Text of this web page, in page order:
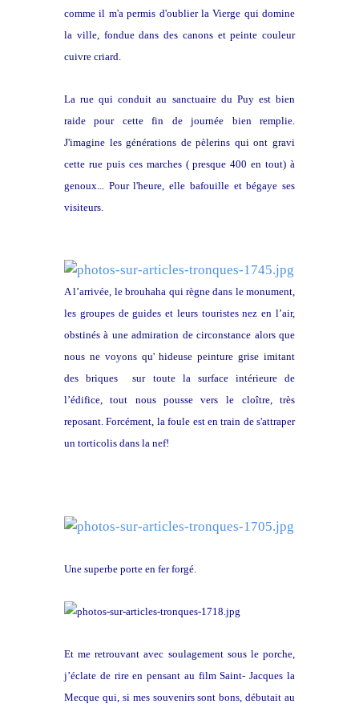
comme il m'a permis d'oublier la Vierge qui domine
la ville, fondue dans des canons et peinte couleur
cuivre criard.
La rue qui conduit au sanctuaire du Puy est bien
raide pour cette fin de journée bien remplie.
J'imagine les générations de pèlerins qui ont gravi
cette rue puis ces marches ( presque 400 en tout) à
genoux... Pour l'heure, elle bafouille et bégaye ses
visiteurs.
A l’arrivée, le brouhaha qui règne dans le monument,
les groupes de guides et leurs touristes nez en l’air,
obstinés à une admiration de circonstance alors que
nous ne voyons qu' hideuse peinture grise imitant
des briques sur toute la surface intérieure de
l’édifice, tout nous pousse vers
le cloître, très
reposant. Forcément, la foule est en train de s'attraper
un torticolis dans la nef!
Une superbe porte en fer forgé.
Et me retrouvant avec soulagement sous le porche,
j’éclate de rire en pensant au film Saint- Jacques la
Mecque qui, si mes souvenirs sont bons, débutait au